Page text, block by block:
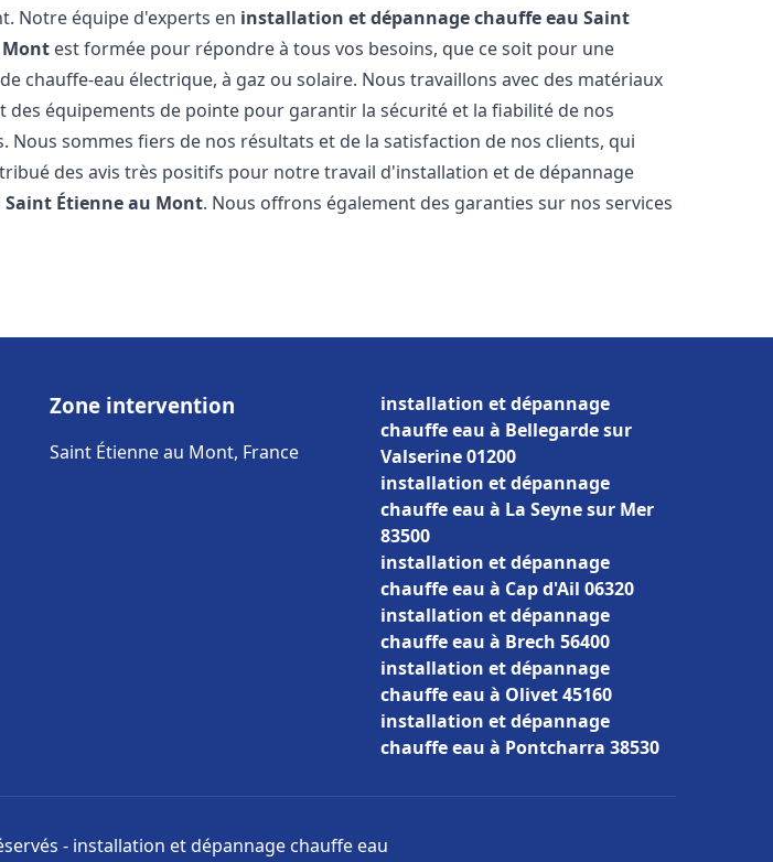
Notre équipe d'experts en installation et dépannage chauffe eau Saint
Mont est formée pour répondre à tous vos besoins, que ce soit pour une
chauffe-eau électrique, à gaz ou solaire. Nous travaillons avec des matériaux
des équipements de pointe pour garantir la sécurité et la fiabilité de nos
Nous sommes fiers de nos résultats et de la satisfaction de nos clients, qui
des avis très positifs pour notre travail d'installation et de dépannage
Saint Étienne au Mont. Nous offrons également des garanties sur nos services
Zone intervention
Saint Étienne au Mont, France
installation et dépannage
chauffe eau à Bellegarde sur
Valserine 01200
installation et dépannage
chauffe eau à La Seyne sur Mer
83500
installation et dépannage
chauffe eau à Cap d'Ail 06320
installation et dépannage
chauffe eau à Brech 56400
installation et dépannage
chauffe eau à Olivet 45160
installation et dépannage
chauffe eau à Pontcharra 38530
- installation et dépannage chauffe eau